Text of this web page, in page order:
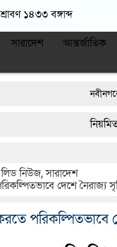
১৪৩৩ বঙ্গাব্দ
সারাদেশ আন্তর্জাতিক
নবীনগরে
নবীনগরে
নবীনগরে ধান
নিয়মিত
লিড নিউজ,সারাদেশ
দেশে নৈরাজ্য